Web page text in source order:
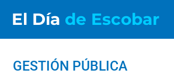
El Día de Escobar
GESTIÓN PÚBLICA